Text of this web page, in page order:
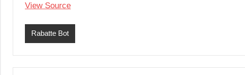
View Source
Rabatte Bot